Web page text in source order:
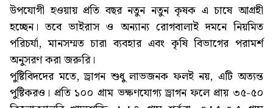
উপযোগী হওয়ায় প্রতি বছর নতুন নতুন কৃষক এ চাষে আগ্রহী
হচ্ছেন। তবে ভাইরাস ও অন্যান্য রোগবালাই দমনে নিয়মিত
পরিচর্যা, মানসম্মত চারা ব্যবহার এবং কৃষি বিভাগের পরামর্শ
অনুসরণ করা জরুরি।
পুষ্টিবিদদের মতে, ড্রাগন শুধু লাভজনক ফলই নয়, এটি অত্যন্ত
পুষ্টিকরও। প্রতি ১০০ গ্রাম ভক্ষণযোগ্য ড্রাগন ফলে প্রায় ৩৫-৫০